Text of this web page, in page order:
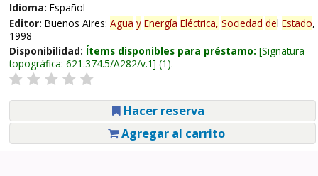
Idioma: Español
Editor: Buenos Aires: Agua y Energía Eléctrica, Sociedad del Estado,
1998
Disponibilidad: Ítems disponibles para préstamo: Signatura
topográfica: 621.374.5/A282/v.1 (1).
Hacer reserva
Agregar al carrito